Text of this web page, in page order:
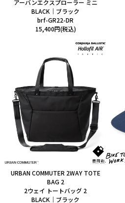
アーバンエクスプローラー ミニ
BLACK｜ブラック
brf-GR22-DR
15,400円(税込)
URBAN COMMUTER 2WAY TOTE
BAG 2
2ウェイ トートバッグ 2
BLACK｜ブラック